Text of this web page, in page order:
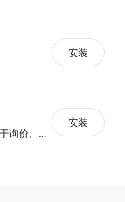
安装
可将表单工具嵌入进网站，用于询价、合作等场景
安装